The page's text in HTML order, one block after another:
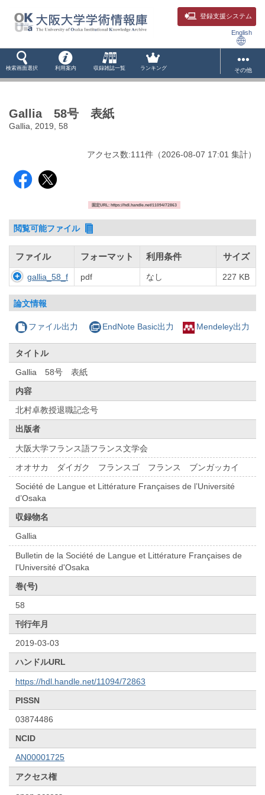
登録支援システム
English
検索画面選択 利用案内 収録雑誌一覧 ランキング その他
Gallia 58号 表紙
Gallia, 2019, 58
アクセス数:111件 （2026-08-07 17:01 集計）
固定URL: https://hdl.handle.net/11094/72863
閲覧可能ファイル
ファイル フォーマット 利用条件 サイズ
gallia_58_f pdf なし 227 KB
論文情報
ファイル出力 EndNote Basic出力 Mendeley出力
タイトル
Gallia 58号 表紙
内容
北村卓教授退職記念号
出版者
大阪大学フランス語フランス文学会
オオサカ ダイガク フランスゴ フランス ブンガッカイ
Société de Langue et Littérature Françaises de l’Université
d’Osaka
収録物名
Gallia
Bulletin de la Société de Langue et Littérature Françaises de
l'Université d'Osaka
巻(号)
58
刊行年月
2019-03-03
ハンドルURL
https://hdl.handle.net/11094/72863
PISSN
03874486
NCID
AN00001725
アクセス権